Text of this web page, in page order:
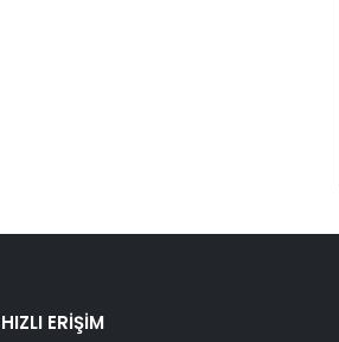
HIZLI ERIŞIM